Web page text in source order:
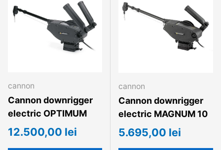
cannon
Cannon downrigger
electric OPTIMUM
12.500,00 lei
cannon
Cannon downrigger
electric MAGNUM 10
5.695,00 lei